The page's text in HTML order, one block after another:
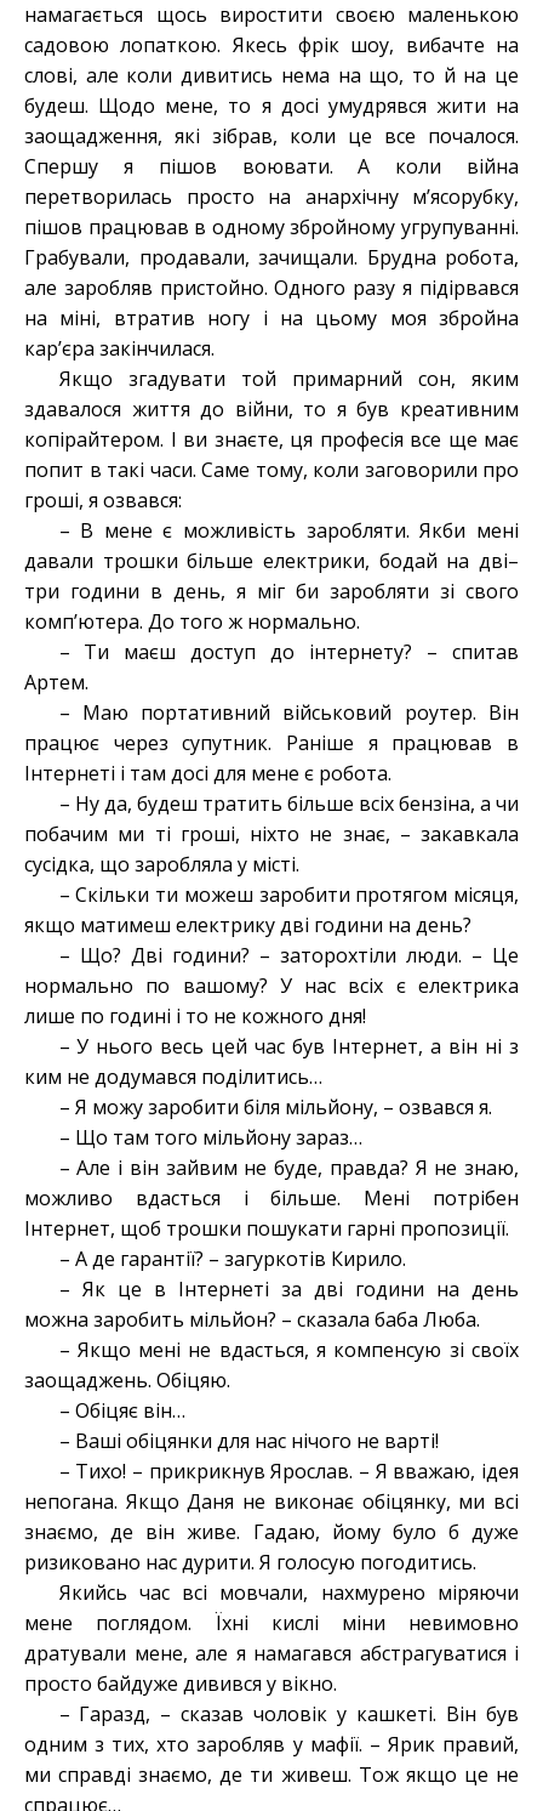
намагається щось виростити своєю маленькою
садовою лопаткою. Якесь фрік шоу, вибачте на
слові, але коли дивитись нема на що, то й на це
будеш. Щодо мене, то я досі умудрявся жити на
заощадження, які зібрав, коли це все почалося.
Спершу я пішов воювати. А коли війна
перетворилась просто на анархічну м’ясорубку,
пішов працював в одному збройному угрупуванні.
Грабували, продавали, зачищали. Брудна робота,
але заробляв пристойно. Одного разу я підірвався
на міні, втратив ногу і на цьому моя збройна
кар’єра закінчилася.
Якщо згадувати той примарний сон, яким
здавалося життя до війни, то я був креативним
копірайтером. І ви знаєте, ця професія все ще має
попит в такі часи. Саме тому, коли заговорили про
гроші, я озвався:
– В мене є можливість заробляти. Якби мені
давали трошки більше електрики, бодай на дві–
три години в день, я міг би заробляти зі свого
комп’ютера. До того ж нормально.
– Ти маєш доступ до інтернету? – спитав
Артем.
– Маю портативний військовий роутер. Він
працює через супутник. Раніше я працював в
Інтернеті і там досі для мене є робота.
– Ну да, будеш тратить більше всіх бензіна, а чи
побачим ми ті гроші, ніхто не знає, – закавкала
сусідка, що заробляла у місті.
– Скільки ти можеш заробити протягом місяця,
якщо матимеш електрику дві години на день?
– Що? Дві години? – заторохтіли люди. – Це
нормально по вашому? У нас всіх є електрика
лише по годині і то не кожного дня!
– У нього весь цей час був Інтернет, а він ні з
ким не додумався поділитись…
– Я можу заробити біля мільйону, – озвався я.
– Що там того мільйону зараз…
– Але і він зайвим не буде, правда? Я не знаю,
можливо вдасться і більше. Мені потрібен
Інтернет, щоб трошки пошукати гарні пропозиції.
– А де гарантії? – загуркотів Кирило.
– Як це в Інтернеті за дві години на день
можна заробить мільйон? – сказала баба Люба.
– Якщо мені не вдасться, я компенсую зі своїх
заощаджень. Обіцяю.
– Обіцяє він…
– Ваші обіцянки для нас нічого не варті!
– Тихо! – прикрикнув Ярослав. – Я вважаю, ідея
непогана. Якщо Даня не виконає обіцянку, ми всі
знаємо, де він живе. Гадаю, йому було б дуже
ризиковано нас дурити. Я голосую погодитись.
Якийсь час всі мовчали, нахмурено міряючи
мене поглядом. Їхні кислі міни невимовно
дратували мене, але я намагався абстрагуватися і
просто байдуже дивився у вікно.
– Гаразд, – сказав чоловік у кашкеті. Він був
одним з тих, хто заробляв у мафії. – Ярик правий,
ми справді знаємо, де ти живеш. Тож якщо це не
спрацює…